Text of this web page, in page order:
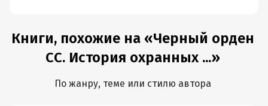
Книги, похожие на «Черный орден
СС. История охранных ...»
По жанру, теме или стилю автора